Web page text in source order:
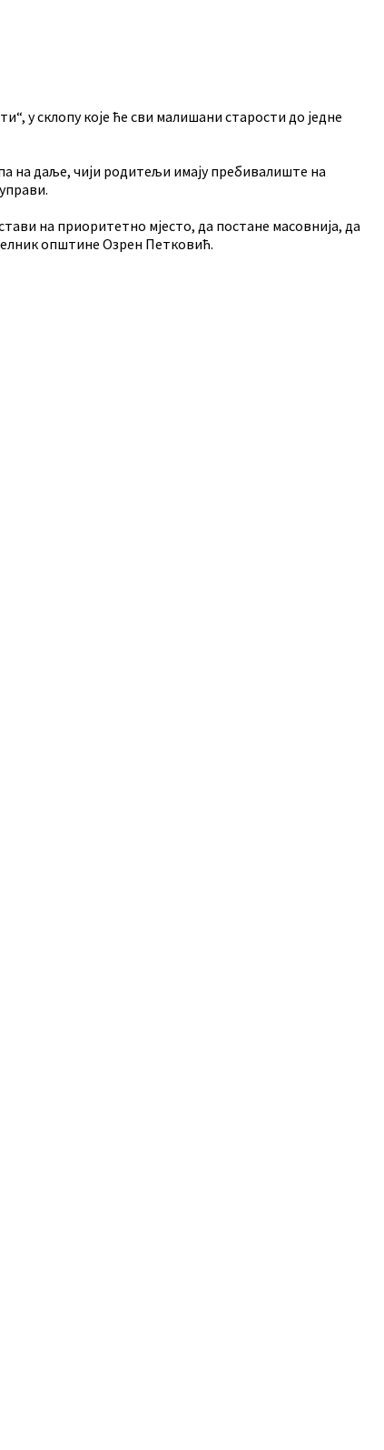
у склопу које ће сви малишани старости до једне
на даље, чији родитељи имају пребивалиште на
на приоритетно мјесто, да постане масовнија, да
општине Озрен Петковић.